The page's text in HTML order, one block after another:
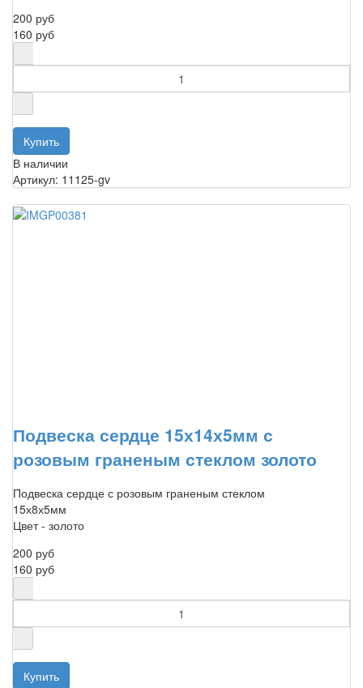
200 руб
160 руб
В наличии
Артикул: 11125-gv
Подвеска сердце 15х14х5мм с
розовым граненым стеклом золото
Подвеска сердце с розовым граненым стеклом
15х8х5мм
Цвет - золото
200 руб
160 руб